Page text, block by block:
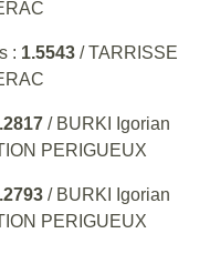
: 1.5543 / TARRISSE
/ BURKI Igorian
PERIGUEUX
/ BURKI Igorian
PERIGUEUX